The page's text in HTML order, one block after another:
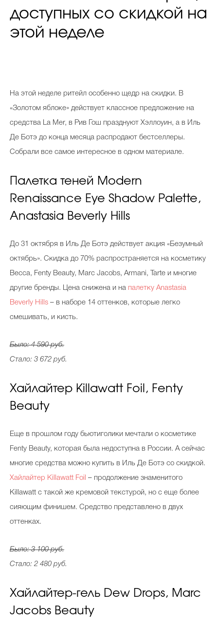
доступных со скидкой на
этой неделе
На этой неделе ритейл особенно щедр на скидки. В
«Золотом яблоке» действует классное предложение на
средства La Mer, в Рив Гош празднуют Хэллоуин, а в Иль
Де Ботэ до конца месяца распродают бестселлеры.
Собрали все самое интересное в одном материале.
Палетка теней Modern
Renaissance Eye Shadow Palette,
Anastasia Beverly Hills
До 31 октября в Иль Де Ботэ действует акция «Безумный
октябрь». Скидка до 70% распространяется на косметику
Becca, Fenty Beauty, Marc Jacobs, Armani, Tarte и многие
другие бренды. Цена снижена и на палетку Anastasia
Beverly Hills – в наборе 14 оттенков, которые легко
смешивать, и кисть.
Было: 4 590 руб.
Стало: 3 672 руб.
Хайлайтер Killawatt Foil, Fenty
Beauty
Еще в прошлом году бьютиголики мечтали о косметике
Fenty Beauty, которая была недоступна в России. А сейчас
многие средства можно купить в Иль Де Ботэ со скидкой.
Хайлайтер Killawatt Foil – продолжение знаменитого
Killawatt с такой же кремовой текстурой, но с еще более
сияющим финишем. Средство представлено в двух
оттенках.
Было: 3 100 руб.
Стало: 2 480 руб.
Хайлайтер-гель Dew Drops, Marc
Jacobs Beauty